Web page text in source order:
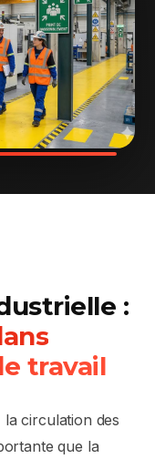
:
travail
circulation des
que la